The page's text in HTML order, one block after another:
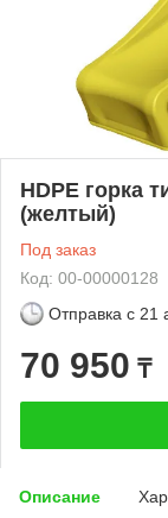
HDPE горка
(желтый)
Под заказ
Код: 00-00000128
Отправка с 21
70 950 ₸
Описание